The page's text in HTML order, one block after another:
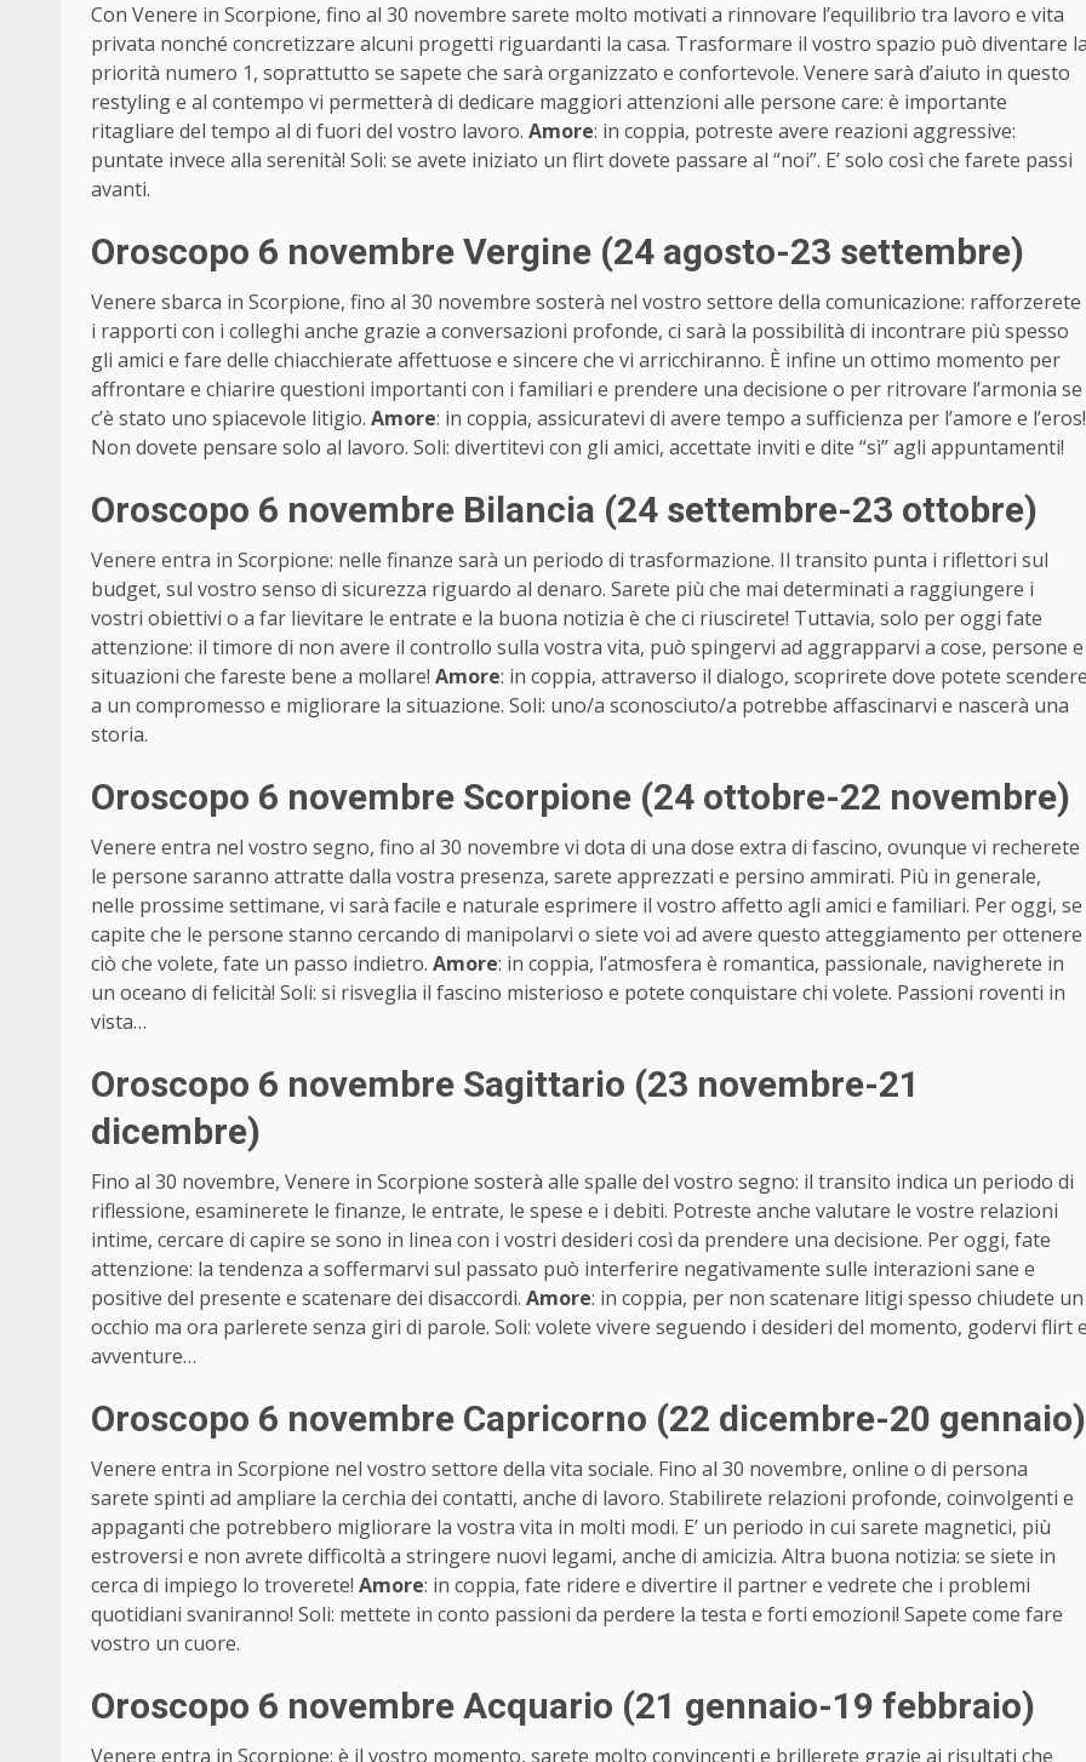
Con Venere in Scorpione, fino al 30 novembre sarete molto motivati a rinnovare l’equilibrio tra lavoro e vita
privata nonché concretizzare alcuni progetti riguardanti la casa. Trasformare il vostro spazio può diventare
priorità numero 1, soprattutto se sapete che sarà organizzato e confortevole. Venere sarà d’aiuto in questo
restyling e al contempo vi permetterà di dedicare maggiori attenzioni alle persone care: è importante
ritagliare del tempo al di fuori del vostro lavoro. Amore: in coppia, potreste avere reazioni aggressive:
puntate invece alla serenità! Soli: se avete iniziato un flirt dovete passare al “noi”. E’ solo così che farete passi
avanti.
Oroscopo 6 novembre Vergine (24 agosto-23 settembre)
Venere sbarca in Scorpione, fino al 30 novembre sosterà nel vostro settore della comunicazione: rafforzerete
i rapporti con i colleghi anche grazie a conversazioni profonde, ci sarà la possibilità di incontrare più spesso
gli amici e fare delle chiacchierate affettuose e sincere che vi arricchiranno. È infine un ottimo momento per
affrontare e chiarire questioni importanti con i familiari e prendere una decisione o per ritrovare l’armonia se
c’è stato uno spiacevole litigio. Amore: in coppia, assicuratevi di avere tempo a sufficienza per l’amore e l’eros!
Non dovete pensare solo al lavoro. Soli: divertitevi con gli amici, accettate inviti e dite “sì” agli appuntamenti!
Oroscopo 6 novembre Bilancia (24 settembre-23 ottobre)
Venere entra in Scorpione: nelle finanze sarà un periodo di trasformazione. Il transito punta i riflettori sul
budget, sul vostro senso di sicurezza riguardo al denaro. Sarete più che mai determinati a raggiungere i
vostri obiettivi o a far lievitare le entrate e la buona notizia è che ci riuscirete! Tuttavia, solo per oggi fate
attenzione: il timore di non avere il controllo sulla vostra vita, può spingervi ad aggrapparvi a cose, persone e
situazioni che fareste bene a mollare! Amore: in coppia, attraverso il dialogo, scoprirete dove potete
a un compromesso e migliorare la situazione. Soli: uno/a sconosciuto/a potrebbe affascinarvi e nascerà una
storia.
Oroscopo 6 novembre Scorpione (24 ottobre-22 novembre)
Venere entra nel vostro segno, fino al 30 novembre vi dota di una dose extra di fascino, ovunque vi recherete
le persone saranno attratte dalla vostra presenza, sarete apprezzati e persino ammirati. Più in generale,
nelle prossime settimane, vi sarà facile e naturale esprimere il vostro affetto agli amici e familiari. Per oggi, se
capite che le persone stanno cercando di manipolarvi o siete voi ad avere questo atteggiamento per ottenere
ciò che volete, fate un passo indietro. Amore: in coppia, l’atmosfera è romantica, passionale, navigherete in
un oceano di felicità! Soli: si risveglia il fascino misterioso e potete conquistare chi volete. Passioni roventi in
vista…
Oroscopo 6 novembre Sagittario (23 novembre-21
dicembre)
Fino al 30 novembre, Venere in Scorpione sosterà alle spalle del vostro segno: il transito indica un periodo di
riflessione, esaminerete le finanze, le entrate, le spese e i debiti. Potreste anche valutare le vostre relazioni
intime, cercare di capire se sono in linea con i vostri desideri così da prendere una decisione. Per oggi, fate
attenzione: la tendenza a soffermarvi sul passato può interferire negativamente sulle interazioni sane e
positive del presente e scatenare dei disaccordi. Amore: in coppia, per non scatenare litigi spesso chiudete un
occhio ma ora parlerete senza giri di parole. Soli: volete vivere seguendo i desideri del momento, godervi flirt
avventure…
Oroscopo 6 novembre Capricorno (22 dicembre-20 gennaio)
Venere entra in Scorpione nel vostro settore della vita sociale. Fino al 30 novembre, online o di persona
sarete spinti ad ampliare la cerchia dei contatti, anche di lavoro. Stabilirete relazioni profonde, coinvolgenti e
appaganti che potrebbero migliorare la vostra vita in molti modi. E’ un periodo in cui sarete magnetici, più
estroversi e non avrete difficoltà a stringere nuovi legami, anche di amicizia. Altra buona notizia: se siete in
cerca di impiego lo troverete! Amore: in coppia, fate ridere e divertire il partner e vedrete che i problemi
quotidiani svaniranno! Soli: mettete in conto passioni da perdere la testa e forti emozioni! Sapete come fare
vostro un cuore.
Oroscopo 6 novembre Acquario (21 gennaio-19 febbraio)
Venere entra in Scorpione: è il vostro momento, sarete molto convincenti e brillerete grazie ai risultati che